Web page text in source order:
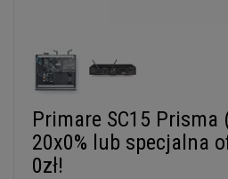
Primare SC15 Prisma
20x0% lub specjalna
0zł!